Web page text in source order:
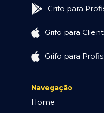
Grifo para
Grifo para
Grifo para
Navegação
Home